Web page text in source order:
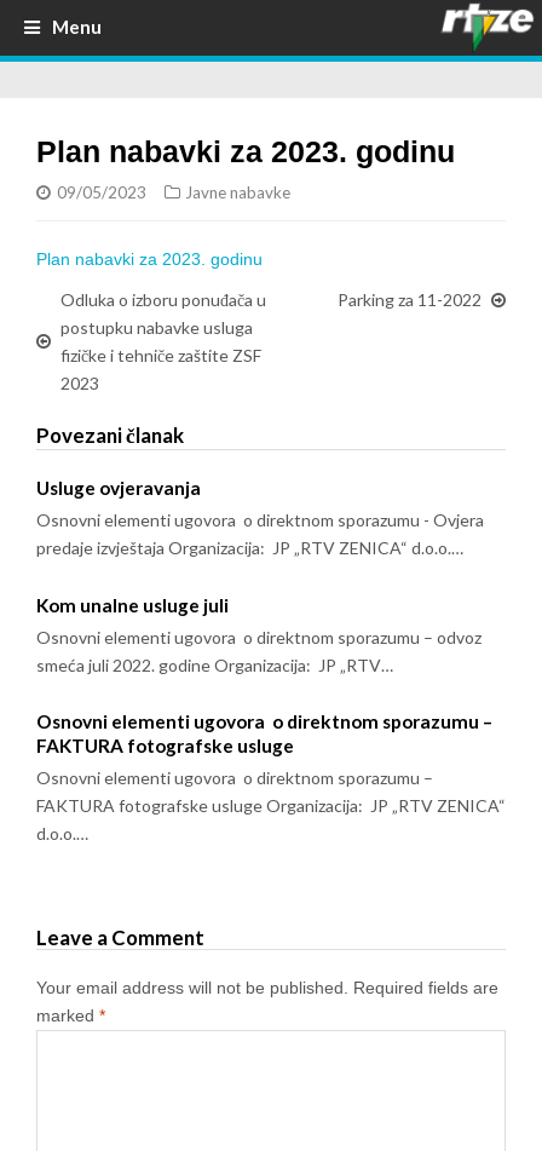
Menu
Plan nabavki za 2023. godinu
09/05/2023 Javne nabavke
Plan nabavki za 2023. godinu
Odluka o izboru ponuđača u
postupku nabavke usluga
fizičke i tehniče zaštite ZSF
2023
Parking za 11-2022
Povezani članak
Usluge ovjeravanja
Osnovni elementi ugovora o direktnom sporazumu - Ovjera
predaje izvještaja Organizacija: JP „RTV ZENICA“ d.o.o.…
Kom unalne usluge juli
Osnovni elementi ugovora o direktnom sporazumu – odvoz
smeća juli 2022. godine Organizacija: JP „RTV…
Osnovni elementi ugovora o direktnom sporazumu –
FAKTURA fotografske usluge
Osnovni elementi ugovora o direktnom sporazumu –
FAKTURA fotografske usluge Organizacija: JP „RTV ZENICA“
d.o.o.…
Leave a Comment
Your email address will not be published.
Required fields are
marked *